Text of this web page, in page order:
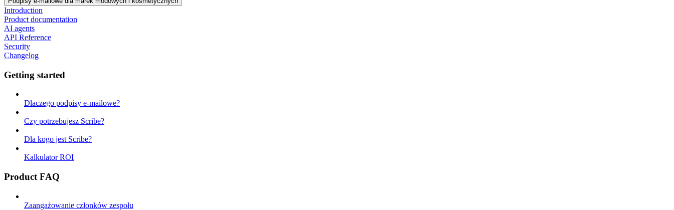
Introduction
Product documentation
AI agents
API Reference
Security
Changelog
Getting started
Dlaczego podpisy e-mailowe?
Czy potrzebujesz Scribe?
Dla kogo jest Scribe?
Kalkulator ROI
Product FAQ
Zaangażowanie członków zespołu